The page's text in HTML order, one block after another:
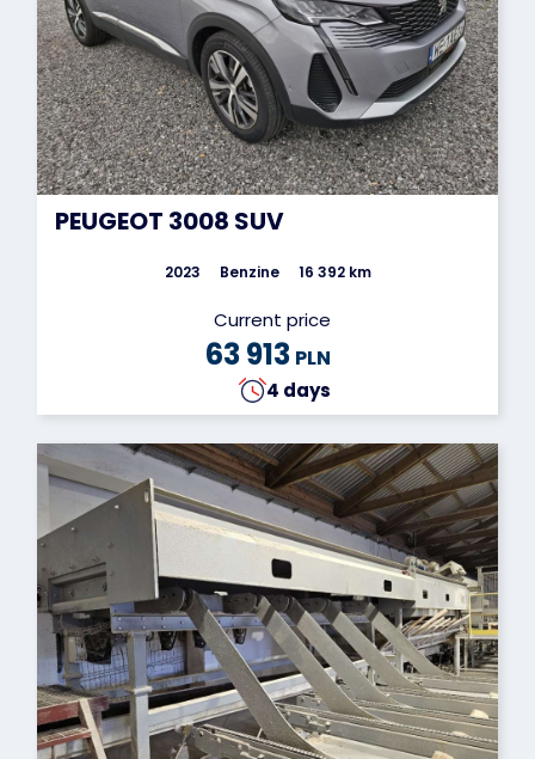
PEUGEOT 3008 SUV
2023 Benzine 16 392 km
Current price
63 913 PLN
4 days